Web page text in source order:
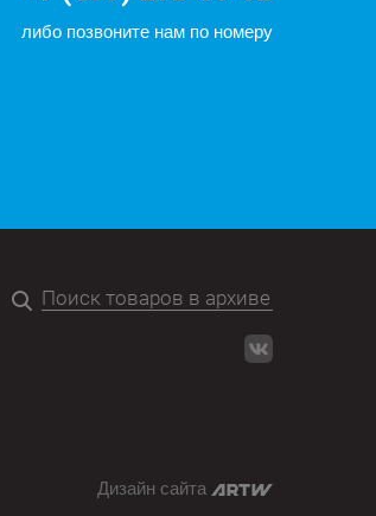
либо позвоните нам по номеру
Дизайн сайта